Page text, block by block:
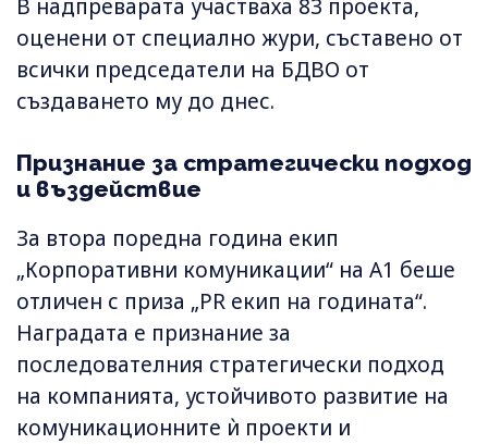
В надпреварата участваха 83 проекта,
оценени от специално жури, съставено от
всички председатели на БДВО от
създаването му до днес.
Признание за стратегически подход
и въздействие
За втора поредна година екип
„Корпоративни комуникации“ на А1 беше
отличен с приза „PR екип на годината“.
Наградата е признание за
последователния стратегически подход
на компанията, устойчивото развитие на
комуникационните ѝ проекти и